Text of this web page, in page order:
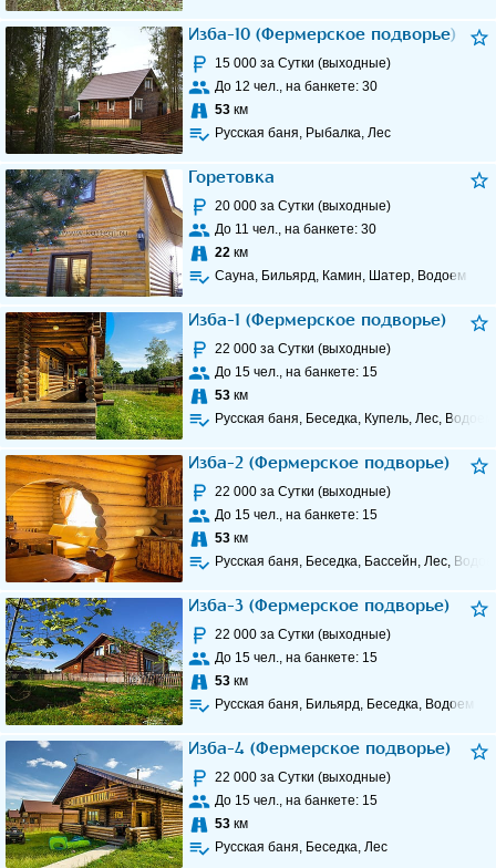
Изба-10 (Фермерское подворье)
15 000 за Сутки (выходные)
До 12 чел., на банкете: 30
53 км
Русская баня, Рыбалка, Лес
Горетовка
20 000 за Сутки (выходные)
До 11 чел., на банкете: 30
22 км
Сауна, Бильярд, Камин, Шатер, Водоем
Изба-1 (Фермерское подворье)
22 000 за Сутки (выходные)
До 15 чел., на банкете: 15
53 км
Русская баня, Беседка, Купель, Лес, Водоем
Изба-2 (Фермерское подворье)
22 000 за Сутки (выходные)
До 15 чел., на банкете: 15
53 км
Русская баня, Беседка, Бассейн, Лес,
Изба-3 (Фермерское подворье)
22 000 за Сутки (выходные)
До 15 чел., на банкете: 15
53 км
Русская баня, Бильярд, Беседка, Водоем
Изба-4 (Фермерское подворье)
22 000 за Сутки (выходные)
До 15 чел., на банкете: 15
53 км
Русская баня, Беседка, Лес